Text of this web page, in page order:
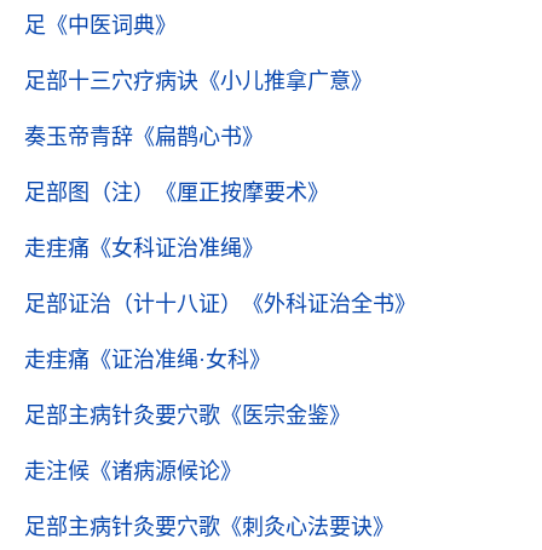
足 《中医词典》
足部十三穴疗病诀 《小儿推拿广意》
奏玉帝青辞 《扁鹊心书》
足部图（注） 《厘正按摩要术》
走疰痛 《女科证治准绳》
足部证治（计十八证） 《外科证治全书》
走疰痛 《证治准绳·女科》
足部主病针灸要穴歌 《医宗金鉴》
走注候 《诸病源候论》
足部主病针灸要穴歌 《刺灸心法要诀》